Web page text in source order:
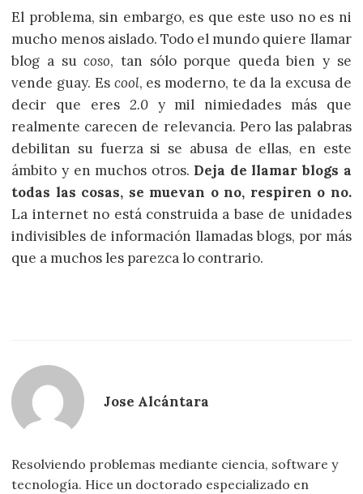
El problema, sin embargo, es que este uso no es ni
mucho menos aislado. Todo el mundo quiere llamar
blog a sucoso, tan sólo porque queda bien y se
vende guay. Es cool, es moderno, te da la excusa de
decir que eres 2.0y mil nimiedades más que
realmente carecen de relevancia. Pero las palabras
debilitan su fuerza si se abusa de ellas, en este
ámbito y en muchos otros. Deja de llamar blogs a
todas las cosas, se muevan o no, respiren o no.
La internet no está construida a base de unidades
indivisibles de información llamadas blogs, por más
que a muchos les parezca lo contrario.
Jose Alcántara
Resolviendo problemas mediante ciencia, software y
tecnología. Hice un doctorado especializado en